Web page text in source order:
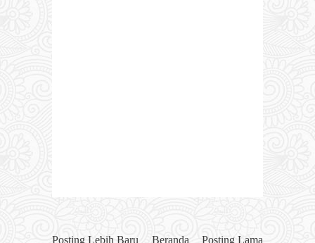
Posting Lebih Baru Posting Lama
Beranda